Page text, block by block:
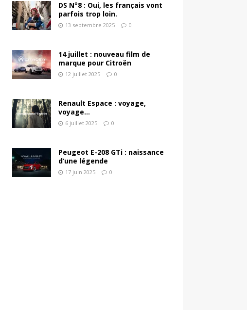
DS N°8 : Oui, les français vont
parfois trop loin.
13 septembre 2025 0
14 juillet : nouveau film de
marque pour Citroën
12 juillet 2025 0
Renault Espace : voyage,
voyage…
6 juillet 2025 0
Peugeot E-208 GTi : naissance
d’une légende
17 juin 2025 0